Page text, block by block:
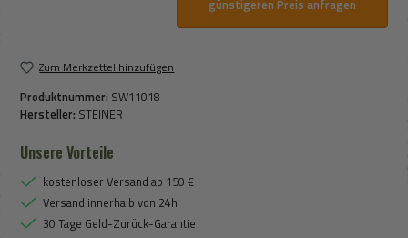
günstigeren Preis anfragen
Zum Merkzettel hinzufügen
Produktnummer: SW11018
Hersteller: STEINER
Unsere Vorteile
kostenloser Versand ab 150 €
Versand innerhalb von 24h
30 Tage Geld-Zurück-Garantie